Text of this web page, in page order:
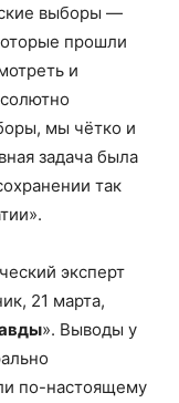
выборы —
прошли
и
мы чётко и
задача была
так
эксперт
21 марта,
». Выводы у
по-настоящему